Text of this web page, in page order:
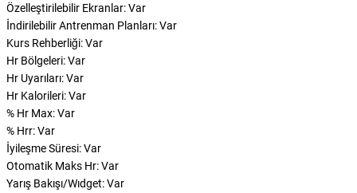
Özelleştirilebilir Ekranlar: Var
İndirilebilir Antrenman Planları: Var
Kurs Rehberliği: Var
Hr Bölgeleri: Var
Hr Uyarıları: Var
Hr Kalorileri: Var
% Hr Max: Var
% Hrr: Var
İyileşme Süresi: Var
Otomatik Maks Hr: Var
Yarış Bakışı/Wıdget: Var